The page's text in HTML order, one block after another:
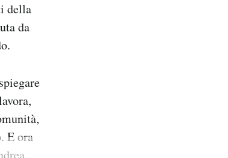
della
da
E ora